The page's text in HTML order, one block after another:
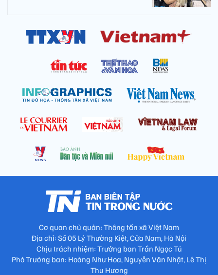
Cơ quan chủ quản: Thông tấn xã Việt Nam
Địa chỉ: Số 05 Lý Thường Kiệt, Cửa Nam, Hà Nội
Chịu trách nhiệm: Trưởng ban Trần Ngọc Tú
Phó Trưởng ban: Hoàng Như Hoa, Nguyễn Văn Nhật, Lê Thị
Thu Hương